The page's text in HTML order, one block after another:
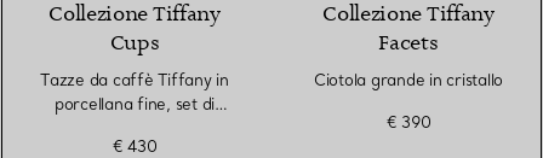
Collezione Tiffany
Cups
Tazze da caffè Tiffany in
porcellana fine, set di
€ 430
Collezione Tiffany
Facets
Ciotola grande in cristallo
€ 390